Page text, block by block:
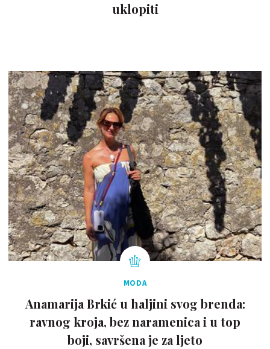
uklopiti
MODA
Anamarija Brkić u haljini svog brenda:
ravnog kroja, bez naramenica i u top
boji, savršena je za ljeto